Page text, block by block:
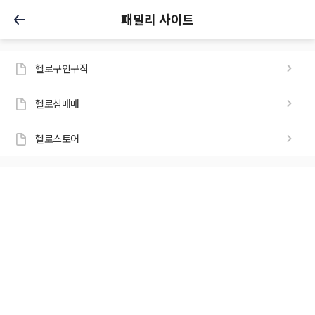
패밀리 사이트
헬로구인구직
헬로샵매매
헬로스토어